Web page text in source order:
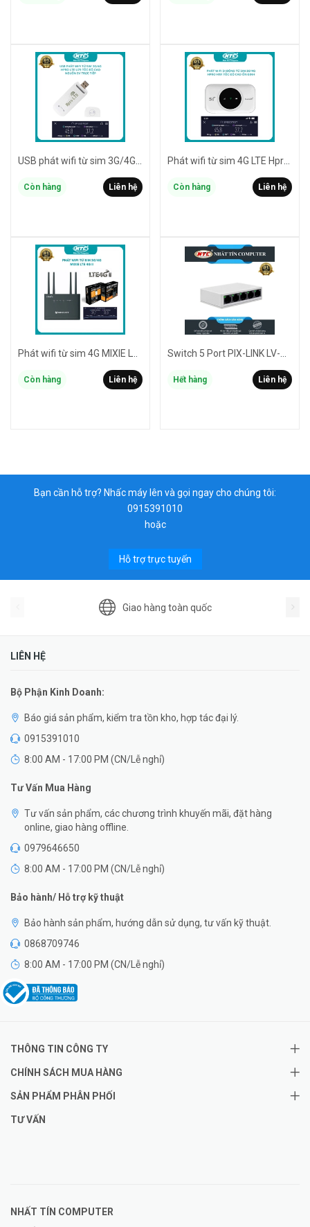
Còn hàng Liên hệ Còn hàng Liên hệ
Còn hàng Liên hệ Hết hàng Liên hệ
Bạn cần hỗ trợ? Nhấc máy lên và gọi ngay cho chúng tôi:
0915391010
hoặc
Hỗ trợ trực tuyến
Giao hàng toàn quốc
LIÊN HỆ
Bộ Phận Kinh Doanh:
Báo giá sản phẩm, kiểm tra tồn kho, hợp tác đại lý.
0915391010
8:00 AM - 17:00 PM (CN/Lễ nghỉ)
Tư Vấn Mua Hàng
Tư vấn sản phẩm, các chương trình khuyến mãi, đặt hàng
online, giao hàng offline.
0979646650
8:00 AM - 17:00 PM (CN/Lễ nghỉ)
Bảo hành/ Hỗ trợ kỹ thuật
Bảo hành sản phẩm, hướng dẫn sử dụng, tư vấn kỹ thuật.
0868709746
8:00 AM - 17:00 PM (CN/Lễ nghỉ)
THÔNG TIN CÔNG TY
CHÍNH SÁCH MUA HÀNG
SẢN PHẨM PHÂN PHỐI
TƯ VẤN
NHẤT TÍN COMPUTER